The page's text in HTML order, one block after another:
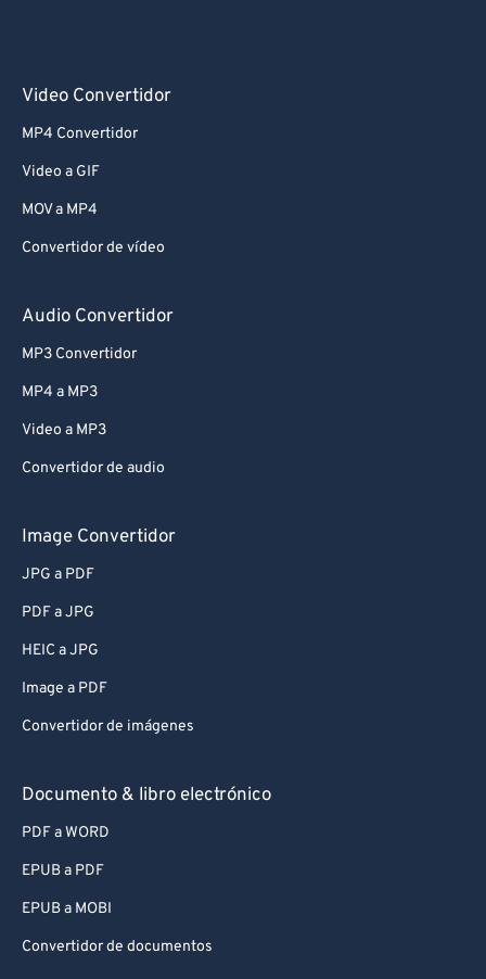
Video Convertidor
MP4 Convertidor
Video a GIF
MOV a MP4
Convertidor de vídeo
Audio Convertidor
MP3 Convertidor
MP4 a MP3
Video a MP3
Convertidor de audio
Image Convertidor
JPG a PDF
PDF a JPG
HEIC a JPG
Image a PDF
Convertidor de imágenes
Documento & libro electrónico
PDF a WORD
EPUB a PDF
EPUB a MOBI
Convertidor de documentos